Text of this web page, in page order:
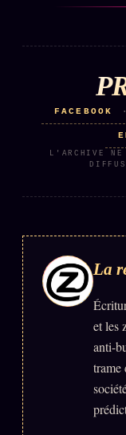
Bienvenue
Manifeste
Se connecter
Z/S SYSTEMS
z/S
GENERIC
Archives
SMK
Gossip
Gossip
Infofiction
FACEBOOK ·
L'ARCHIVE NE
La
et les
anti-
trame